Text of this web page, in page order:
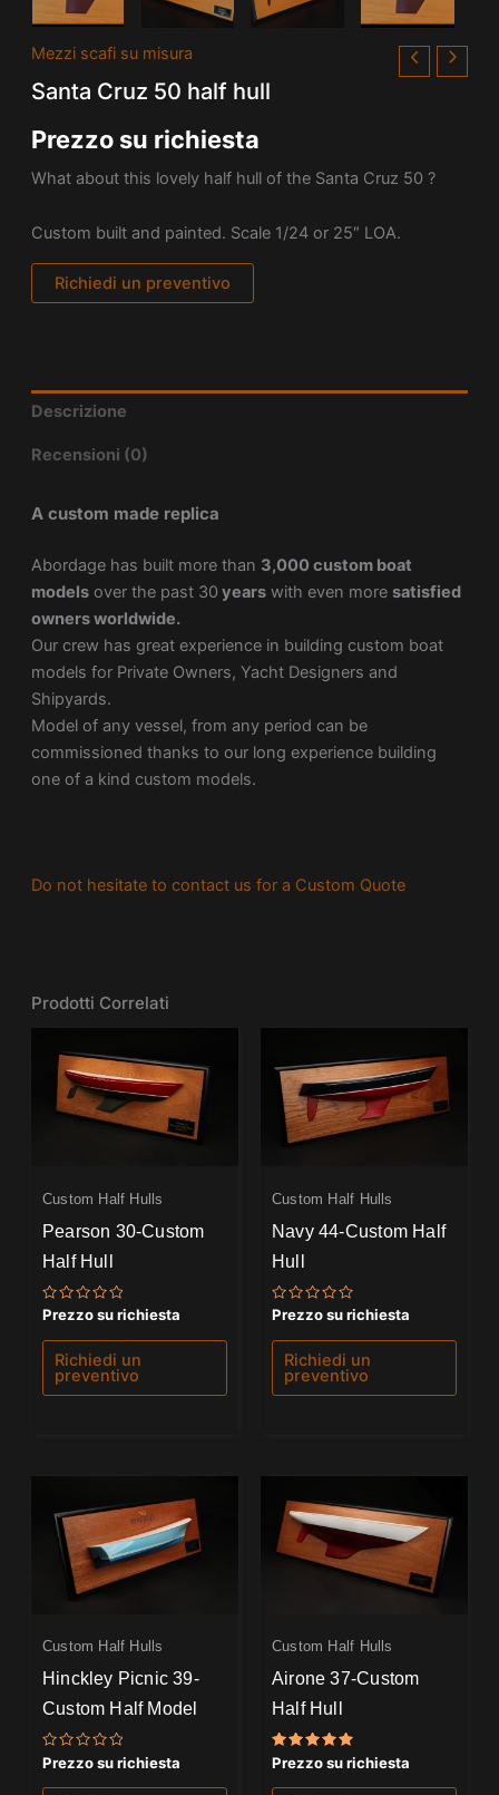
Mezzi scafi su misura
Santa Cruz 50 half hull
Prezzo su richiesta
What about this lovely half hull of the Santa Cruz 50 ?
Custom built and painted. Scale 1/24 or 25″ LOA.
Richiedi un preventivo
Descrizione
Recensioni (0)
A custom made replica
Abordage has built more than 3,000 custom boat
modelsover the past 30 yearswith even more satisfied
owners worldwide.
Our crew has great experience in building custom boat
models for Private Owners, Yacht Designers and
Shipyards.
Model of any vessel, from any period can be
commissioned thanks to our long experience building
one of a kind custom models.
Do not hesitate to contact us for a Custom Quote
Prodotti Correlati
Custom Half Hulls
Pearson 30-Custom
Half Hull
Valutato
su
Prezzo su richiesta
Richiedi un
preventivo
Custom Half Hulls
Navy 44-Custom Half
Hull
Valutato
su
Prezzo su richiesta
Richiedi un
preventivo
Custom Half Hulls
Hinckley Picnic 39-
Custom Half Model
Valutato
0
su
Prezzo su richiesta
Custom Half Hulls
Airone 37-Custom
Half Hull
Valutato
5.00
su 5
Prezzo su richiesta